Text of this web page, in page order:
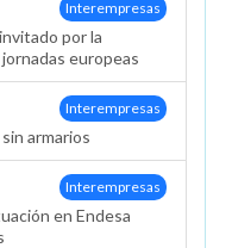
Interempresas
por la
europeas
Interempresas
armarios
Interempresas
en Endesa